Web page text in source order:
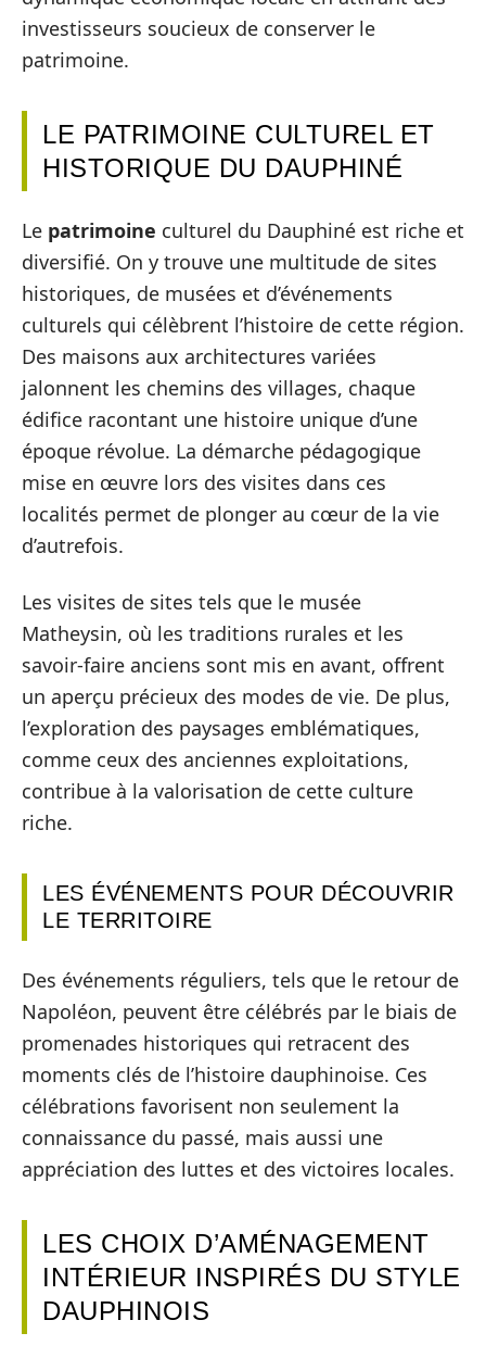
investisseurs soucieux de conserver le
patrimoine.
LE PATRIMOINE CULTUREL ET
HISTORIQUE DU DAUPHINÉ
Le patrimoine culturel du Dauphiné est riche et
diversifié. On y trouve une multitude de sites
historiques, de musées et d’événements
culturels qui célèbrent l’histoire de cette région.
Des maisons aux architectures variées
jalonnent les chemins des villages, chaque
édifice racontant une histoire unique d’une
époque révolue. La démarche pédagogique
mise en œuvre lors des visites dans ces
localités permet de plonger au cœur de la vie
d’autrefois.
Les visites de sites tels que le musée
Matheysin, où les traditions rurales et les
savoir-faire anciens sont mis en avant, offrent
un aperçu précieux des modes de vie. De plus,
l’exploration des paysages emblématiques,
comme ceux des anciennes exploitations,
contribue à la valorisation de cette culture
riche.
LES ÉVÉNEMENTS POUR DÉCOUVRIR
LE TERRITOIRE
Des événements réguliers, tels que le retour de
Napoléon, peuvent être célébrés par le biais de
promenades historiques qui retracent des
moments clés de l’histoire dauphinoise. Ces
célébrations favorisent non seulement la
connaissance du passé, mais aussi une
appréciation des luttes et des victoires locales.
LES CHOIX D’AMÉNAGEMENT
INTÉRIEUR INSPIRÉS DU STYLE
DAUPHINOIS